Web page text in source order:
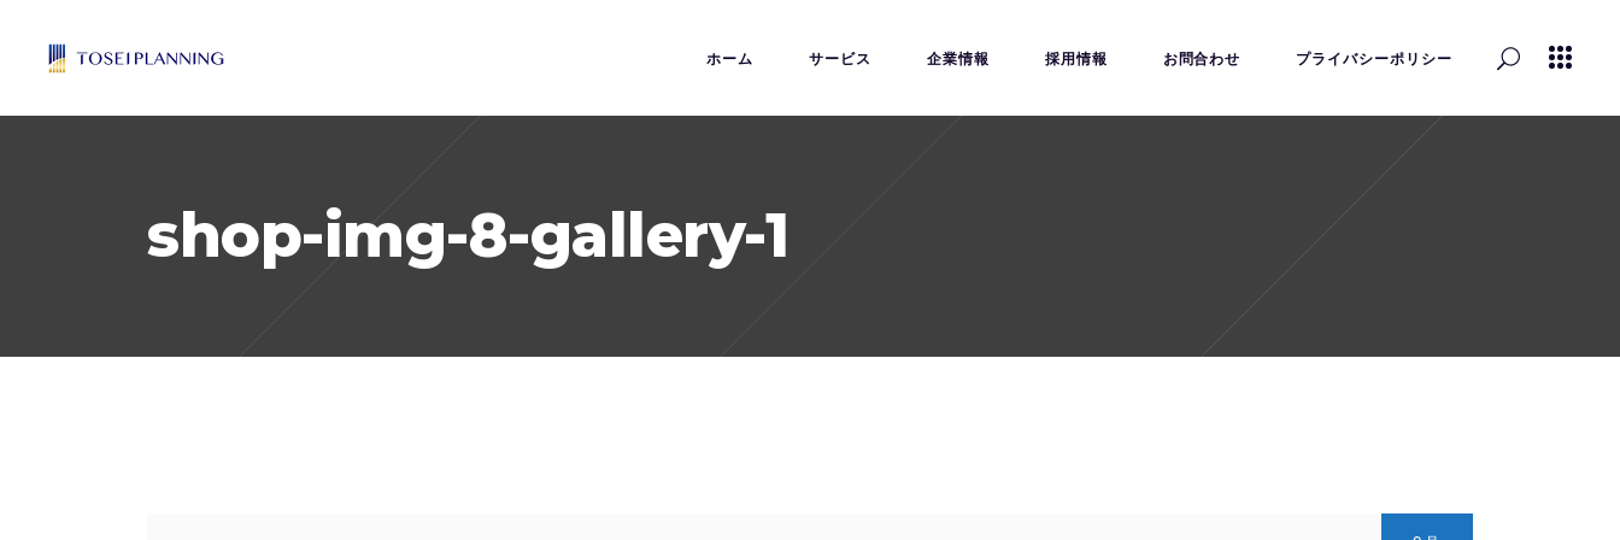
ホーム サービス 企業情報 採用情報 お問合わせ プライバシーポリシー
shop-img-8-gallery-1